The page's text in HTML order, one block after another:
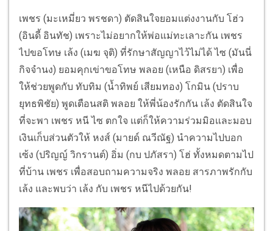
เพชร (มะเหมี่ยว พรชดา) ตัดสินใจยอมแต่งงานกับ โฮ่ว
(อินดี้ อินทัช) เพราะไม่อยากให้พ่อแม่ทะเลาะกัน เพชร
ไปขอโทษ เล้ง (เมฆ จุติ) ที่รักษาสัญญาไว้ไม่ได้ ไซ (มันนี่
กิจจำนง) ยอมคุกเข่าขอโทษ พลอย (เหนือ ดิสรยา) เพื่อ
ให้ช่วยพูดกับ ทับทิม (น้ำทิพย์ เสียมทอง) โกมิน (ปราบ
ยุทธพิชัย) พูดเตือนสติ พลอย ให้พี่น้องรักกัน เล้ง ตัดสินใจ
ที่จะพา เพชร หนี ไซ ตกใจ แต่ก็ให้ความร่วมมิอและมอบ
เงินเก็บส่วนตัวให้ หงส์ (มายด์ ณวีณัฐ) นำความไปบอก
เซ้ง (ปริญญ์ วิกรานต์) อิ่ม (กบ ปภัสรา) โฮ่ ทั้งหมดตามไป
ที่บ้าน เพชร เพื่อสอบถามความจริง พลอย สารภาพรักกับ
เล้ง และพบว่า เล้ง กับ เพชร หนีไปด้วยกัน!